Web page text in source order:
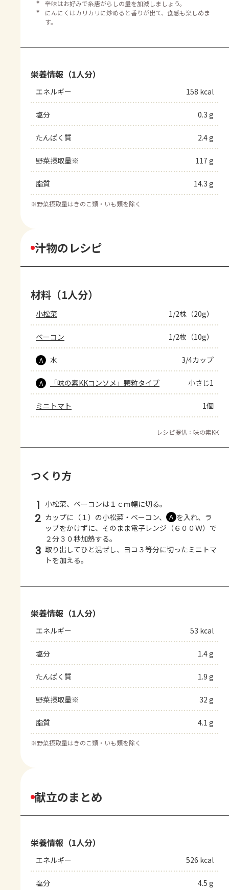
＊
辛味はお好みで糸唐がらしの量を加減しましょう。
＊
にんにくはカリカリに炒めると香りが出て、食感も楽しめま
す。
栄養情報（1人分）
エネルギー 158 kcal
塩分 0.3 g
たんぱく質 2.4 g
野菜摂取量※ 117 g
脂質 14.3 g
※野菜摂取量はきのこ類・いも類を除く
汁物のレシピ
材料（1人分）
小松菜 1/2株（20g）
ベーコン 1/2枚（10g）
A 水 3/4カップ
A 「味の素KKコンソメ」顆粒タイプ 小さじ1
ミニトマト 1個
レシピ提供：味の素KK
つくり方
1 小松菜、ベーコンは１ｃｍ幅に切る。
2 カップに（１）の小松菜・ベーコン、 Ａ を入れ、ラ
ップをかけずに、そのまま電子レンジ（６００Ｗ）で
２分３０秒加熱する。
3 取り出してひと混ぜし、ヨコ３等分に切ったミニトマ
トを加える。
栄養情報（1人分）
エネルギー 53 kcal
塩分 1.4 g
たんぱく質 1.9 g
野菜摂取量※ 32 g
脂質 4.1 g
※野菜摂取量はきのこ類・いも類を除く
献立のまとめ
栄養情報（1人分）
エネルギー 526 kcal
塩分 4.5 g